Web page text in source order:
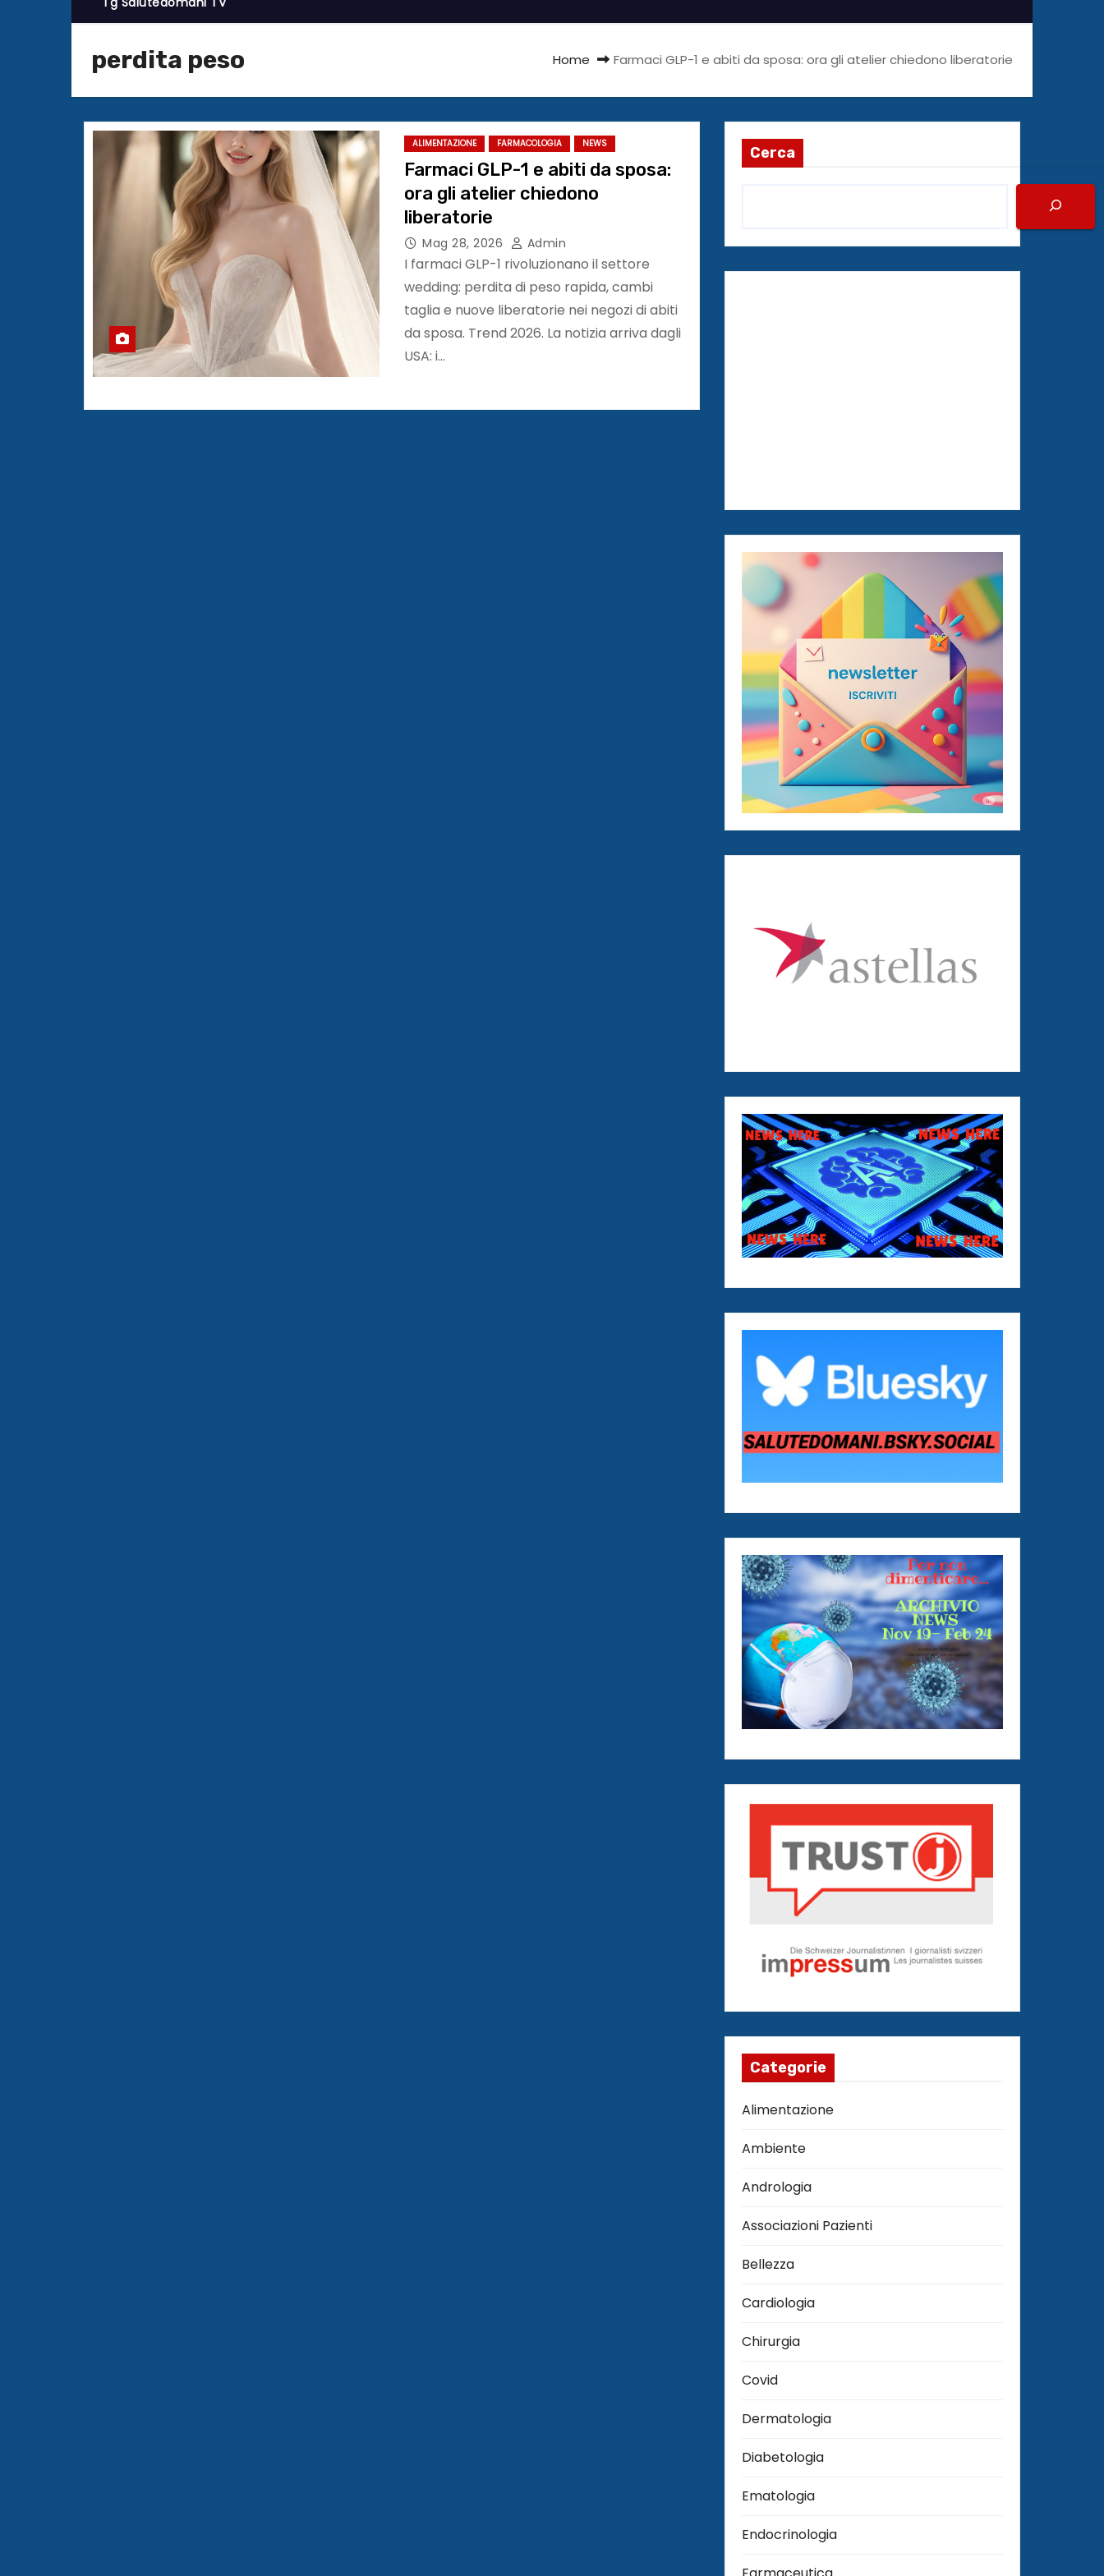
perdita peso Home Farmaci GLP-1 e abiti da sposa: ora gli atelier chiedono liberatorie
ALIMENTAZIONE FARMACOLOGIA NEWS
Farmaci GLP-1 e abiti da sposa:
ora gli atelier chiedono
liberatorie
Mag 28, 2026 Admin
I farmaci GLP-1 rivoluzionano il settore
wedding: perdita di peso rapida, cambi
taglia e nuove liberatorie nei negozi di abiti
da sposa. Trend 2026. La notizia arriva dagli
USA: i…
Cerca
Categorie
Alimentazione
Ambiente
Andrologia
Associazioni Pazienti
Bellezza
Cardiologia
Chirurgia
Covid
Dermatologia
Diabetologia
Ematologia
Endocrinologia